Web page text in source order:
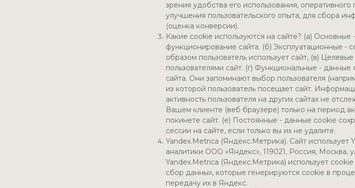
зрения удобства его использования,
улучшения пользовательского опыта, для сбора
(оценка конверсии).
Какие cookie используются на сайте? (а) Основные
функционирование сайта. (б) Эксплуатационные
образом пользователь использует сайт, (в)
пользователями сайт. (г) Функциональные -
сайта. Они запоминают выбор пользователя
из которой пользователь посещает сайт.
активность пользователя на других сайтах не
Вашем клиенте (веб браузере) только на период
покинете сайт. (е) Постоянные - данные cookie
сессии на сайте, если только вы их не удалите.
Yandex.Metrica (Яндекс.Метрика). Сайт
аналитики ООО «Яндекс», 119021, Россия, Москва,
Yandex.Metrica (Яндекс.Метрика) использует
сбор данных, которые генерируются cookie в
передачу их в Яндекс.